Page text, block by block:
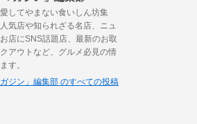
してやまない食いしん坊集
気店や知られざる名店、ニュ
店にSNS話題店、最新のお取
アウトなど、グルメ必見の情
す。
ガジン」編集部 のすべての投稿